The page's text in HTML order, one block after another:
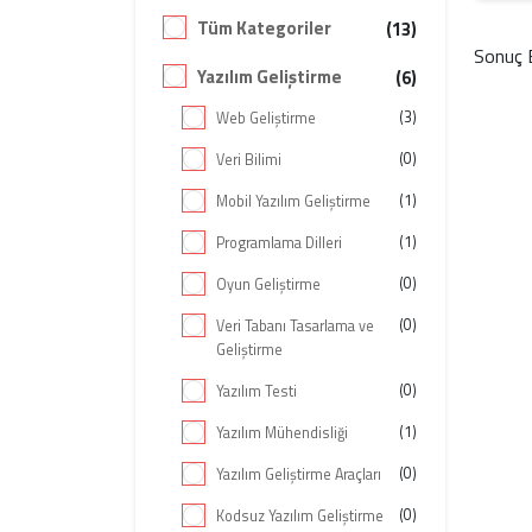
Tüm Kategoriler
(13)
Yazılım Geliştirme
(6)
Web Geliştirme
(3)
Veri Bilimi
(0)
Mobil Yazılım Geliştirme
(1)
Programlama Dilleri
(1)
Oyun Geliştirme
(0)
Veri Tabanı Tasarlama ve
Geliştirme
(0)
Yazılım Testi
(0)
Yazılım Mühendisliği
(1)
Yazılım Geliştirme Araçları
(0)
Kodsuz Yazılım Geliştirme
(0)
Sonuç